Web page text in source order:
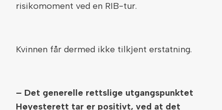
risikomoment ved en RIB-tur.
Kvinnen får dermed ikke tilkjent erstatning.
– Det generelle rettslige utgangspunktet
Høyesterett tar er positivt, ved at det